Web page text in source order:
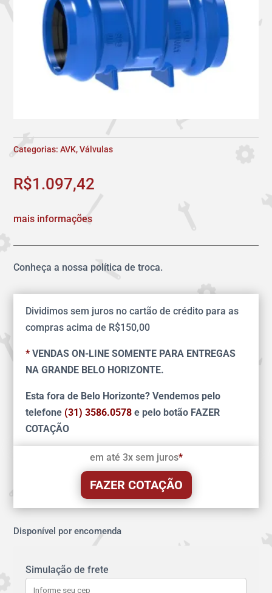
Categorias:AVK,Válvulas
R$1.097,42
mais informações
Conheça a nossa política de troca.
Dividimos sem juros no cartão de crédito para as
compras acima de R$150,00
* VENDAS ON-LINE SOMENTE PARA ENTREGAS
NA GRANDE BELO HORIZONTE.
Esta fora de Belo Horizonte? Vendemos pelo
telefone (31) 3586.0578 e pelo botão FAZER
COTAÇÃO
em até 3x sem juros*
FAZER COTAÇÃO
Disponível por encomenda
Simulação de frete